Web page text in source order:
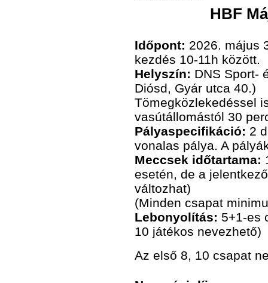
HBF
Időpont: 2026. május
kezdés 10-11h között.
Helyszín: DNS Sport-
Diósd, Gyár utca 40.)
Tömegközlekedéssel
vasútállomástól 30
Pályaspecifikáció: 2
vonalas pálya. A
Meccsek időtartama:
esetén, de a
változhat)
(Minden csapat
Lebonyolítás: 5+1-es
10 játékos nevezhető)
Az első 8, 10 csapat